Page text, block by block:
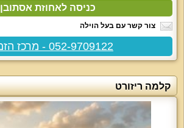
כניסה לאחוזת אסתובן
צור קשר עם בעל הוילה
052-9709122 - מרכז הזמנות
קלמה ריזורט